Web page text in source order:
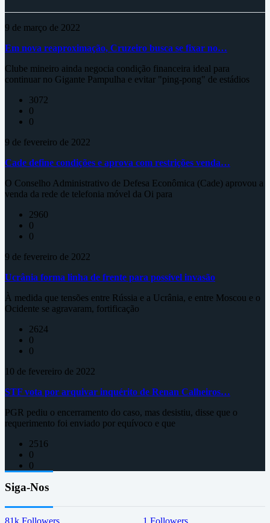
9 de março de 2022
Em nova reaproximação, Cruzeiro busca se fixar no…
Clube mineiro ainda negocia condição financeira ideal para
continuar no Gigante Pampulha e evitar "ping-pong" de estádios
3072
0
0
9 de fevereiro de 2022
Cade define condições e aprova com restrições venda…
O Conselho Administrativo de Defesa Econômica (Cade) aprovou a
venda da rede de telefonia móvel da Oi para
2960
0
0
9 de fevereiro de 2022
Ucrânia forma linha de frente para possível invasão
À medida que tensões entre Rússia e a Ucrânia, e entre Moscou e o
Ocidente se agravaram, fortificação
2624
0
0
10 de fevereiro de 2022
STF vota por arquivar inquérito de Renan Calheiros…
PGR pediu o encerramento do caso, mas desistiu, disse que o
requerimento foi enviado por equívoco e que
2516
0
0
Siga-Nos
81k Followers 1 Followers